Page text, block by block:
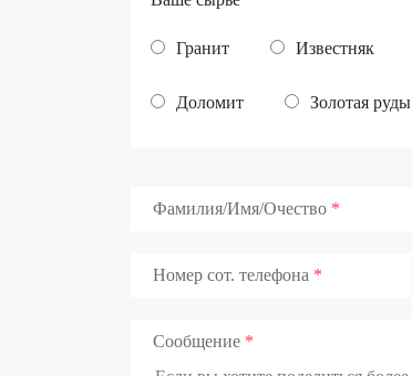
Гранит Известняк
Доломит Золотая руды
Фамилия/Имя/Очество
Номер сот. телефона
Сообщение